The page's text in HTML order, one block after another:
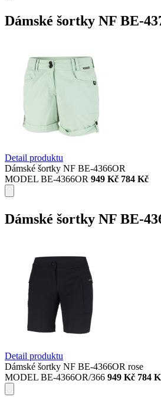
Dámské šortky NF BE-
Detail produktu
Dámské šortky NF BE-4366OR
MODEL BE-4366OR 949 Kč 784 Kč
Dámské šortky NF BE-
Detail produktu
Dámské šortky NF BE-4366OR rose
MODEL BE-4366OR/366 949 Kč 784